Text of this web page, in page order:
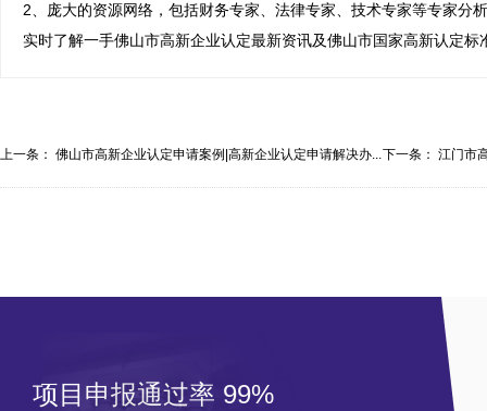
2、庞大的资源网络，包括财务专家、法律专家、技术专家等专家分
实时了解一手佛山市高新企业认定最新资讯及佛山市国家高新认定标
上一条： 佛山市高新企业认定申请案例|高新企业认定申请解决办...下一条： 江门市
项目申报通过率 99%